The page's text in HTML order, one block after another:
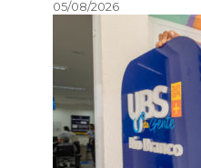
05/08/2026